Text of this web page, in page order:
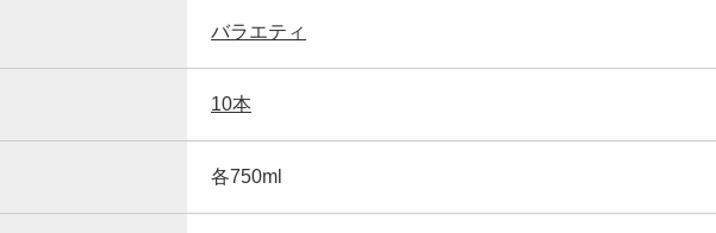
バラエティ
10本
各750ml